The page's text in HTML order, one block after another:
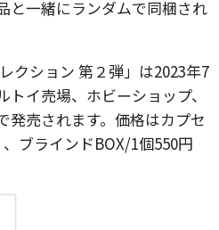
と一緒にランダムで同梱され
クション 第２弾」は2023年7
イ売場、ホビーショップ、
発売されます。価格はカプセ
ブラインドBOX/1個550円